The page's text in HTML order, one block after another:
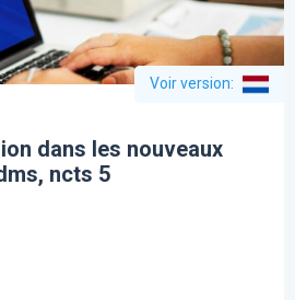
Voir version:
dans les nouveaux
ncts 5